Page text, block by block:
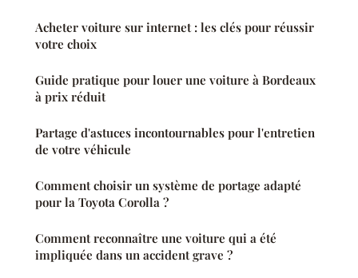
Acheter voiture sur internet : les clés pour réussir
votre choix
Guide pratique pour louer une voiture à Bordeaux
à prix réduit
Partage d'astuces incontournables pour l'entretien
de votre véhicule
Comment choisir un système de portage adapté
pour la Toyota Corolla ?
Comment reconnaître une voiture qui a été
impliquée dans un accident grave ?